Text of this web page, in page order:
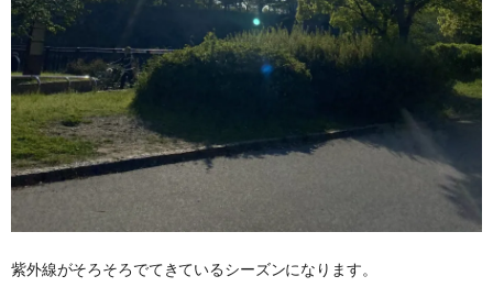
紫外線がそろそろでてきているシーズンになります。